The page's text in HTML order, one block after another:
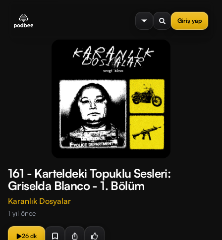
Giriş yap
menu
161 - Karteldeki Topuklu Sesleri:
Griselda Blanco - 1. Bölüm
Karanlık Dosyalar
1 yıl önce
26 dk